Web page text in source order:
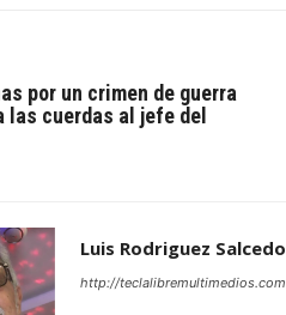
por un crimen de guerra
las cuerdas al jefe del
Luis Rodriguez Salcedo
http://teclalibremultimedios.com